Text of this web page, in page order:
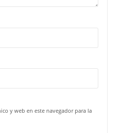
y web en este navegador para la